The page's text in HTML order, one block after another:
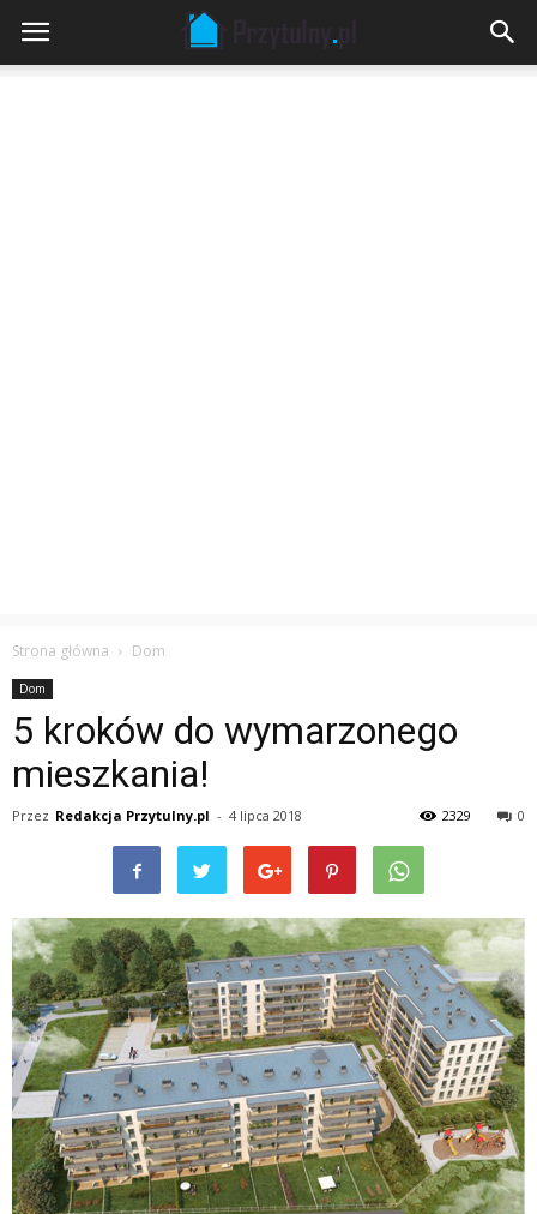
Strona główna Dom
Dom
5 kroków do wymarzonego
mieszkania!
Przez Redakcja Przytulny.pl - 4 lipca 2018 0
2329